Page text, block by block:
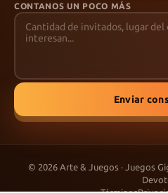
CONTANOS UN POCO MÁS
Enviar
© 2026 Arte & Juegos · Juegos